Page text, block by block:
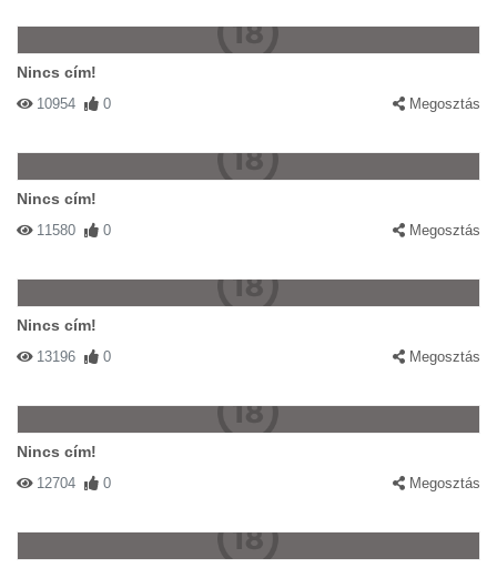
Nincs cím!
10954 0 Megosztás
Nincs cím!
11580 0 Megosztás
Nincs cím!
13196 0 Megosztás
Nincs cím!
12704 0 Megosztás